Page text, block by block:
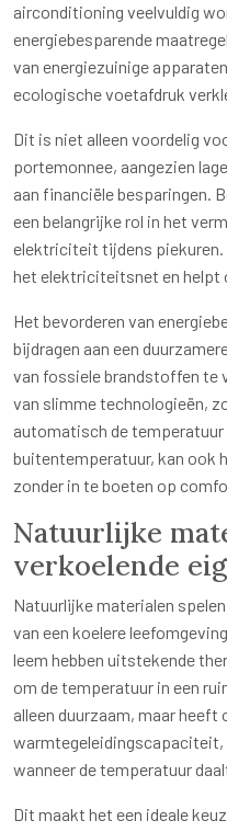
airconditioning veelvuldig
energiebesparende
van energiezuinige
ecologische voetafdruk
Dit is niet alleen voordelig
portemonnee, aangezien
aan financiële besparingen.
een belangrijke rol in het
elektriciteit tijdens piekuren.
het elektriciteitsnet en helpt
Het bevorderen van
bijdragen aan een
van fossiele brandstoffen te
van slimme technologieën,
automatisch de temperatuur
buitentemperatuur, kan ook
zonder in te boeten op
Natuurlijke
verkoelende
Natuurlijke materialen
van een koelere
leem hebben uitstekende
om de temperatuur in een
alleen duurzaam, maar heeft
wanneer de temperatuur
Dit maakt het een ideale